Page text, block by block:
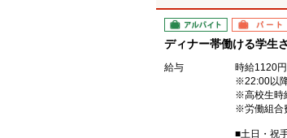
アルバイト パート
ディナー帯働ける学生
給与
時給1120円
※22:00以
※高校生時
※労働組合
■土日・祝